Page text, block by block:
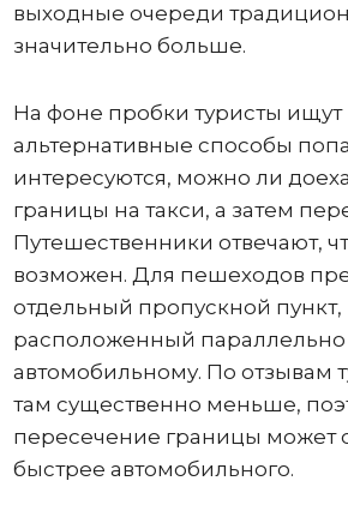
выходные очереди
значительно больше.
На фоне пробки туристы ищут
альтернативные способы
интересуются, можно ли
границы на такси, а затем
Путешественники отвечают,
возможен. Для пешеходов
отдельный пропускной пункт,
расположенный параллельно
автомобильному. По отзывам
там существенно меньше,
пересечение границы может
быстрее автомобильного.